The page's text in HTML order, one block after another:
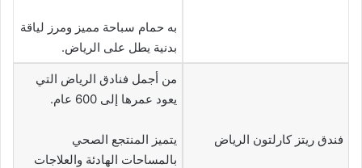
به حمام سباحة مميز ومرز لياقة
بدنية يطل على الرياض.
فندق ريتز كارلتون الرياض
من أجمل فنادق الرياض التي
يعود عمرها إلى 600 عام.
يتميز المنتجع الصحي
بالمساحات الهادئة والعلاجات